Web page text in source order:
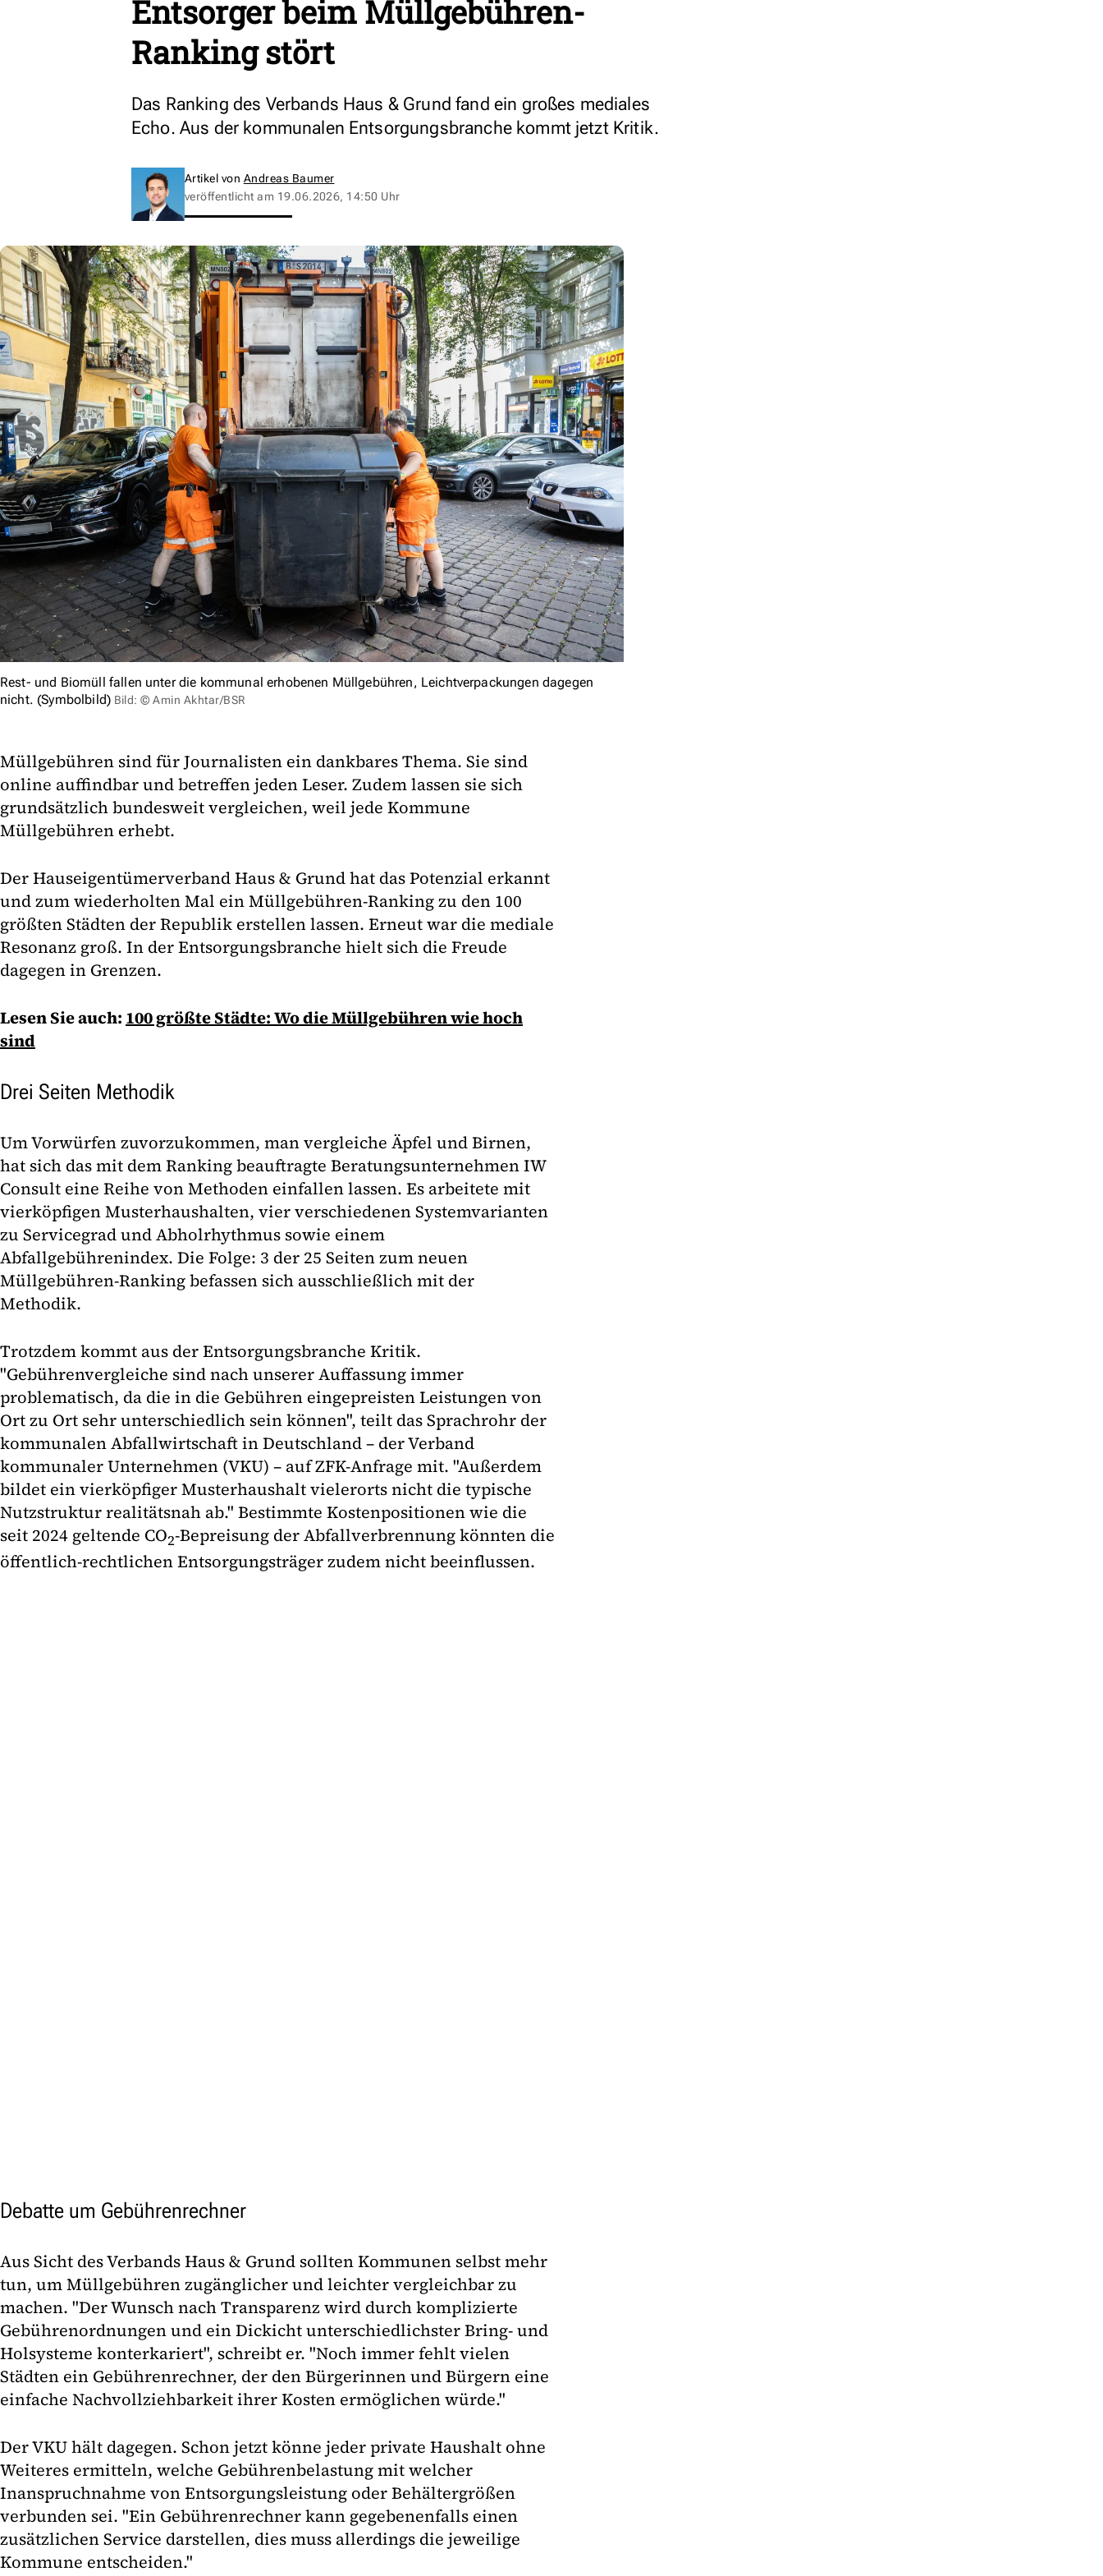
Entsorger beim Müllgebühren-
Ranking stört
Das Ranking des Verbands Haus & Grund fand ein großes mediales
Echo. Aus der kommunalen Entsorgungsbranche kommt jetzt Kritik.
Artikel von Andreas Baumer
veröffentlicht am 19.06.2026, 14:50 Uhr
Rest- und Biomüll fallen unter die kommunal erhobenen Müllgebühren, Leichtverpackungen dagegen
nicht. (Symbolbild) Bild: © Amin Akhtar/BSR
Müllgebühren sind für Journalisten ein dankbares Thema. Sie sind
online auffindbar und betreffen jeden Leser. Zudem lassen sie sich
grundsätzlich bundesweit vergleichen, weil jede Kommune
Müllgebühren erhebt.
Der Hauseigentümerverband Haus & Grund hat das Potenzial erkannt
und zum wiederholten Mal ein Müllgebühren-Ranking zu den 100
größten Städten der Republik erstellen lassen. Erneut war die mediale
Resonanz groß. In der Entsorgungsbranche hielt sich die Freude
dagegen in Grenzen.
Lesen Sie auch: 100 größte Städte: Wo die Müllgebühren wie hoch
sind
Drei Seiten Methodik
Um Vorwürfen zuvorzukommen, man vergleiche Äpfel und Birnen,
hat sich das mit dem Ranking beauftragte Beratungsunternehmen IW
Consult eine Reihe von Methoden einfallen lassen. Es arbeitete mit
vierköpfigen Musterhaushalten, vier verschiedenen Systemvarianten
zu Servicegrad und Abholrhythmus sowie einem
Abfallgebührenindex. Die Folge: 3 der 25 Seiten zum neuen
Müllgebühren-Ranking befassen sich ausschließlich mit der
Methodik.
Trotzdem kommt aus der Entsorgungsbranche Kritik.
"Gebührenvergleiche sind nach unserer Auffassung immer
problematisch, da die in die Gebühren eingepreisten Leistungen von
Ort zu Ort sehr unterschiedlich sein können", teilt das Sprachrohr der
kommunalen Abfallwirtschaft in Deutschland – der Verband
kommunaler Unternehmen (VKU) – auf ZFK-Anfrage mit. "Außerdem
bildet ein vierköpfiger Musterhaushalt vielerorts nicht die typische
Nutzstruktur realitätsnah ab." Bestimmte Kostenpositionen wie die
seit 2024 geltende CO2-Bepreisung der Abfallverbrennung könnten die
öffentlich-rechtlichen Entsorgungsträger zudem nicht beeinflussen.
Debatte um Gebührenrechner
Aus Sicht des Verbands Haus & Grund sollten Kommunen selbst mehr
tun, um Müllgebühren zugänglicher und leichter vergleichbar zu
machen. "Der Wunsch nach Transparenz wird durch komplizierte
Gebührenordnungen und ein Dickicht unterschiedlichster Bring- und
Holsysteme konterkariert", schreibt er. "Noch immer fehlt vielen
Städten ein Gebührenrechner, der den Bürgerinnen und Bürgern eine
einfache Nachvollziehbarkeit ihrer Kosten ermöglichen würde."
Der VKU hält dagegen. Schon jetzt könne jeder private Haushalt ohne
Weiteres ermitteln, welche Gebührenbelastung mit welcher
Inanspruchnahme von Entsorgungsleistung oder Behältergrößen
verbunden sei. "Ein Gebührenrechner kann gegebenenfalls einen
zusätzlichen Service darstellen, dies muss allerdings die jeweilige
Kommune entscheiden."